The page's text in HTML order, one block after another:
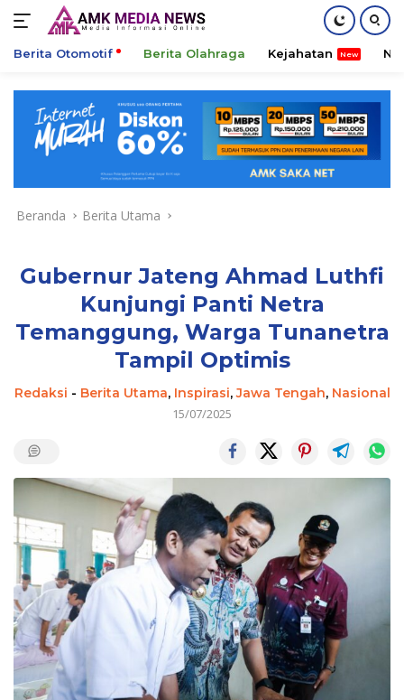
konten
Berita Otomotif Berita Olahraga Kejahatan
Beranda Berita Utama
Gubernur Jateng Ahmad Luthfi
Kunjungi Panti Netra
Temanggung, Warga Tunanetra
Tampil Optimis
Redaksi - Berita Utama, Inspirasi,Jawa Tengah, Nasional
15/07/2025